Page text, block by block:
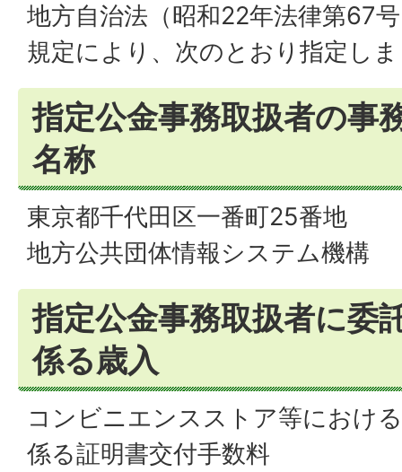
地方自治法（昭和22年法律第67
規定により、次のとおり指定し
指定公金事務取扱者の事
名称
東京都千代田区一番町25番地
地方公共団体情報システム機構
指定公金事務取扱者に委
係る歳入
コンビニエンスストア等におけ
係る証明書交付手数料